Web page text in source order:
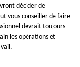
décider de
vous conseiller de faire
devrait toujours
les opérations et